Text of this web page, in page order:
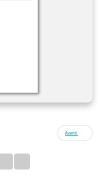
Avanti